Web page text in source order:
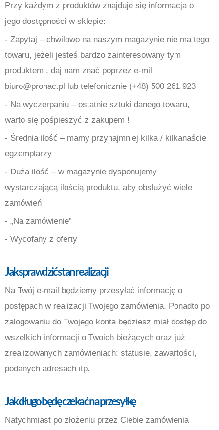
Przy każdym z produktów znajduje się informacja o
jego dostępności w sklepie:
- Zapytaj – chwilowo na naszym magazynie nie ma tego
towaru, jeżeli jesteś bardzo zainteresowany tym
produktem , daj nam znać poprzez e-mil
biuro@pronac.pl lub telefonicznie (+48) 500 261 923
- Na wyczerpaniu – ostatnie sztuki danego towaru,
warto się pośpieszyć z zakupem !
- Średnia ilość – mamy przynajmniej kilka / kilkanaście
egzemplarzy
- Duża ilość – w magazynie dysponujemy
wystarczającą ilością produktu, aby obsłużyć wiele
zamówień
- „Na zamówienie”
- Wycofany z oferty
Jak sprawdzić stan realizacji
Na Twój e-mail będziemy przesyłać informację o
postępach w realizacji Twojego zamówienia. Ponadto po
zalogowaniu do Twojego konta będziesz miał dostęp do
wszelkich informacji o Twoich bieżących oraz już
zrealizowanych zamówieniach: statusie, zawartości,
podanych adresach itp.
Jak długo będę czekać na przesyłkę
Natychmiast po złożeniu przez Ciebie zamówienia